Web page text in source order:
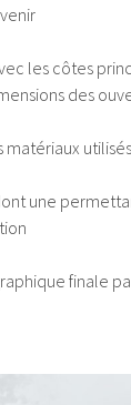
les côtes
des
une
finale